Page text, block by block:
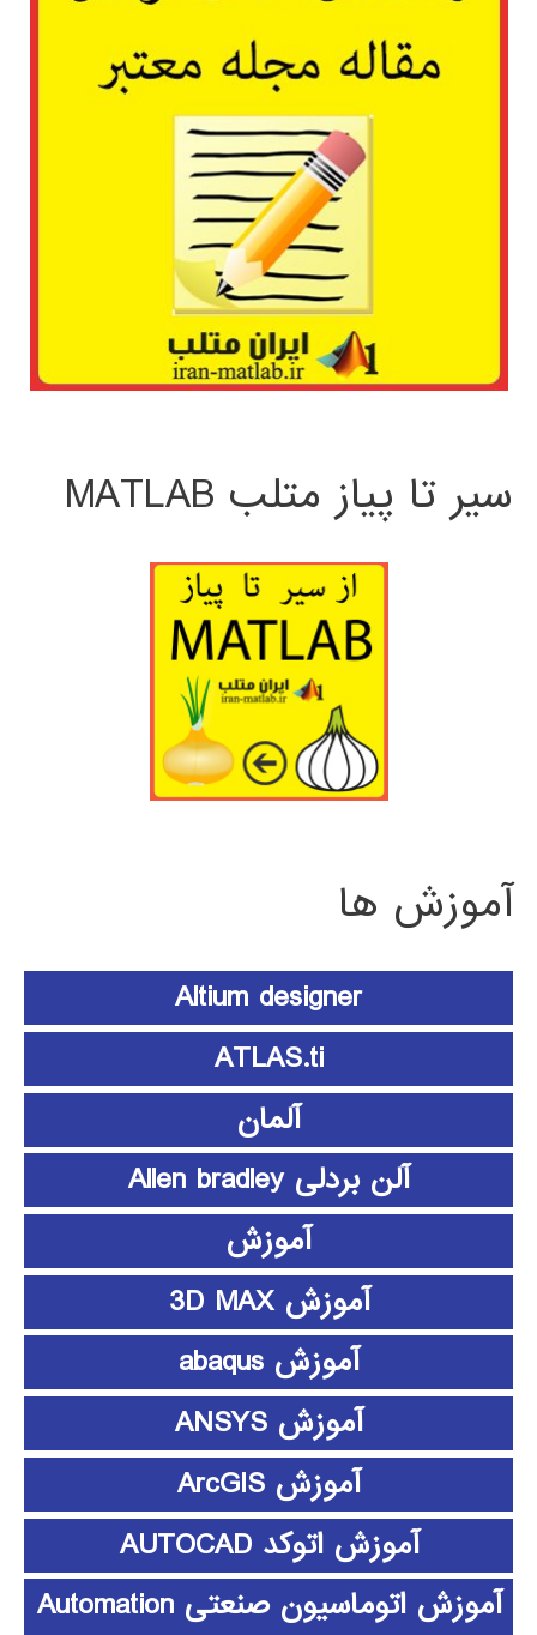
سیر تا پیاز متلب MATLAB
آموزش ها
Altium designer
ATLAS.ti
آلمان
آلن بردلی Allen bradley
آموزش
آموزش 3D MAX
آموزش abaqus
آموزش ANSYS
آموزش ArcGIS
آموزش اتوکد AUTOCAD
آموزش اتوماسیون صنعتی Automation